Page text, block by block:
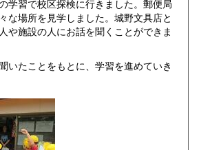
学習で校区探検に行きました。郵便局
な場所を見学しました。城野文具店と
や施設の人にお話を聞くことができま
いたことをもとに、学習を進めていき